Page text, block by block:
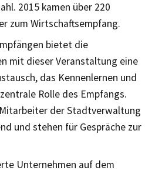
2015 kamen über 220
zum Wirtschaftsempfang.
bietet die
mit dieser Veranstaltung eine
das Kennenlernen und
Rolle des Empfangs.
der Stadtverwaltung
und stehen für Gespräche zur
Unternehmen auf dem